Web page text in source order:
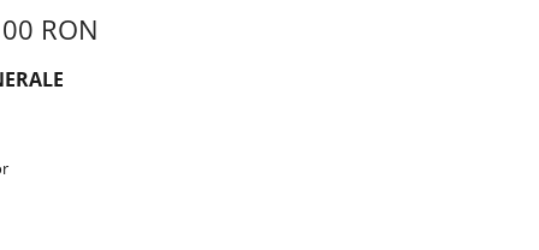
RON